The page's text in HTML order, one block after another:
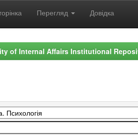
Перегляд Довідка
of Internal Affairs Institutional